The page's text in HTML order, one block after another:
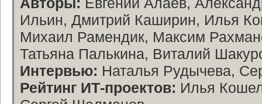
Ильин, Дмитрий Каширин, Илья
Михаил Рамендик, Максим
Татьяна Палькина, Виталий
Интервью: Наталья Рудычева,
Рейтинг ИТ-проектов: Илья